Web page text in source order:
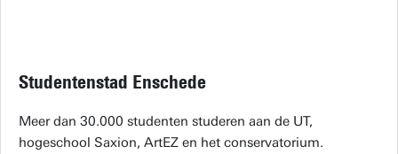
Studentenstad Enschede
Meer dan 30.000 studenten studeren aan de UT,
hogeschool Saxion, ArtEZ en het conservatorium.